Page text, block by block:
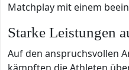
Matchplay mit einem
Starke Leistungen
Auf den anspruchsvollen